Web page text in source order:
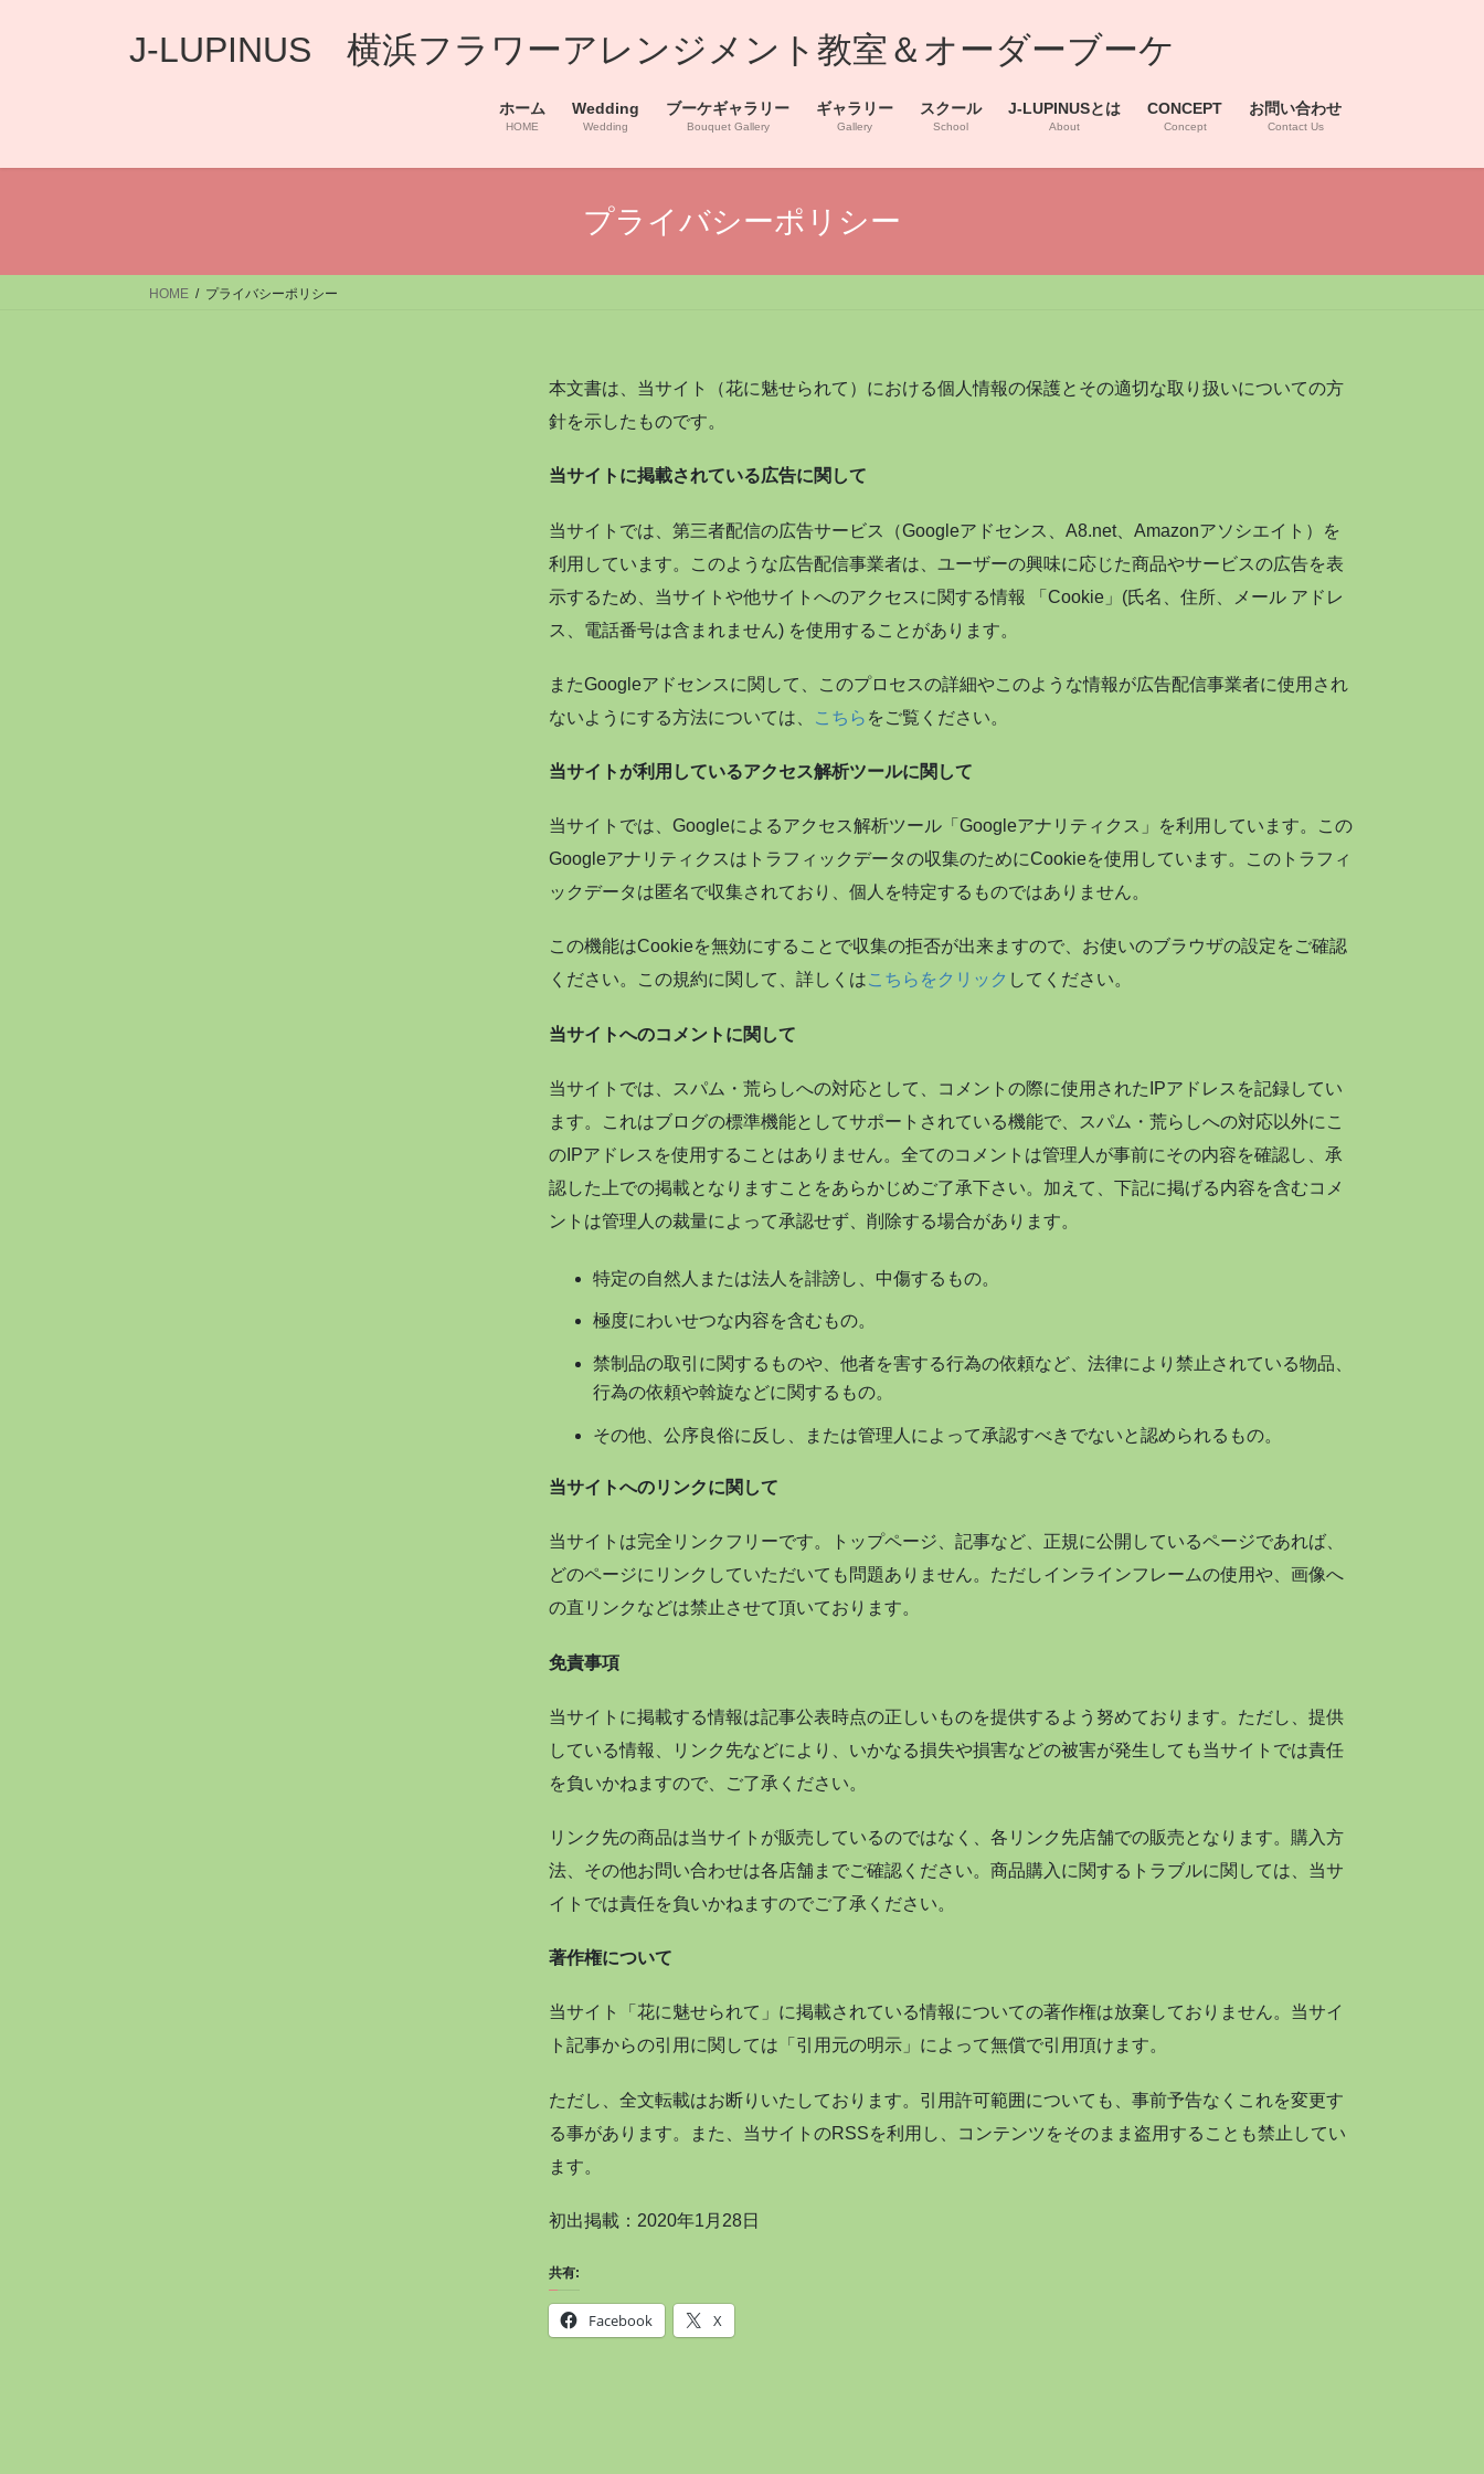
ス
ン
J-LUPINUS 横浜フラワーアレンジメント教室＆オーダーブーケ
ホーム
HOME
Wedding
Wedding
ブーケギャラリー
Bouquet Gallery
ギャラリー
Gallery
スクール
School
J-LUPINUSとは
About
CONCEPT
Concept
お問い合わせ
Contact Us
プライバシーポリシー
HOME プライバシーポリシー
本文書は、当サイト（花に魅せられて）における個人情報の保護とその適切な取り扱いについての方
針を示したものです。
当サイトに掲載されている広告に関して
当サイトでは、第三者配信の広告サービス（Googleアドセンス、A8.net、Amazonアソシエイト）を
利用しています。このような広告配信事業者は、ユーザーの興味に応じた商品やサービスの広告を表
示するため、当サイトや他サイトへのアクセスに関する情報 「Cookie」(氏名、住所、メール アドレ
ス、電話番号は含まれません) を使用することがあります。
またGoogleアドセンスに関して、このプロセスの詳細やこのような情報が広告配信事業者に使用され
ないようにする方法については、
こちら をご覧ください。
当サイトが利用しているアクセス解析ツールに関して
当サイトでは、Googleによるアクセス解析ツール「Googleアナリティクス」を利用しています。この
Googleアナリティクスはトラフィックデータの収集のためにCookieを使用しています。このトラフィ
ックデータは匿名で収集されており、個人を特定するものではありません。
この機能はCookieを無効にすることで収集の拒否が出来ますので、お使いのブラウザの設定をご確認
ください。この規約に関して、詳しくはこちらをクリック してください。
当サイトへのコメントに関して
当サイトでは、スパム・荒らしへの対応として、コメントの際に使用されたIPアドレスを記録してい
ます。これはブログの標準機能としてサポートされている機能で、スパム・荒らしへの対応以外にこ
のIPアドレスを使用することはありません。全てのコメントは管理人が事前にその内容を確認し、承
認した上での掲載となりますことをあらかじめご了承下さい。加えて、下記に掲げる内容を含むコメ
ントは管理人の裁量によって承認せず、削除する場合があります。
特定の自然人または法人を誹謗し、中傷するもの。
極度にわいせつな内容を含むもの。
禁制品の取引に関するものや、他者を害する行為の依頼など、法律により禁止されている物品、
行為の依頼や斡旋などに関するもの。
その他、公序良俗に反し、または管理人によって承認すべきでないと認められるもの。
当サイトへのリンクに関して
当サイトは完全リンクフリーです。トップページ、記事など、正規に公開しているページであれば、
どのページにリンクしていただいても問題ありません。ただしインラインフレームの使用や、画像へ
の直リンクなどは禁止させて頂いております。
免責事項
当サイトに掲載する情報は記事公表時点の正しいものを提供するよう努めております。ただし、提供
している情報、リンク先などにより、いかなる損失や損害などの被害が発生しても当サイトでは責任
を負いかねますので、ご了承ください。
リンク先の商品は当サイトが販売しているのではなく、各リンク先店舗での販売となります。購入方
法、その他お問い合わせは各店舗までご確認ください。商品購入に関するトラブルに関しては、当サ
イトでは責任を負いかねますのでご了承ください。
著作権について
当サイト「花に魅せられて」に掲載されている情報についての著作権は放棄しておりません。当サイ
ト記事からの引用に関しては「引用元の明示」によって無償で引用頂けます。
ただし、全文転載はお断りいたしております。引用許可範囲についても、事前予告なくこれを変更す
る事があります。また、当サイトのRSSを利用し、コンテンツをそのまま盗用することも禁止してい
ます。
初出掲載：2020年1月28日
共有:
Facebook X